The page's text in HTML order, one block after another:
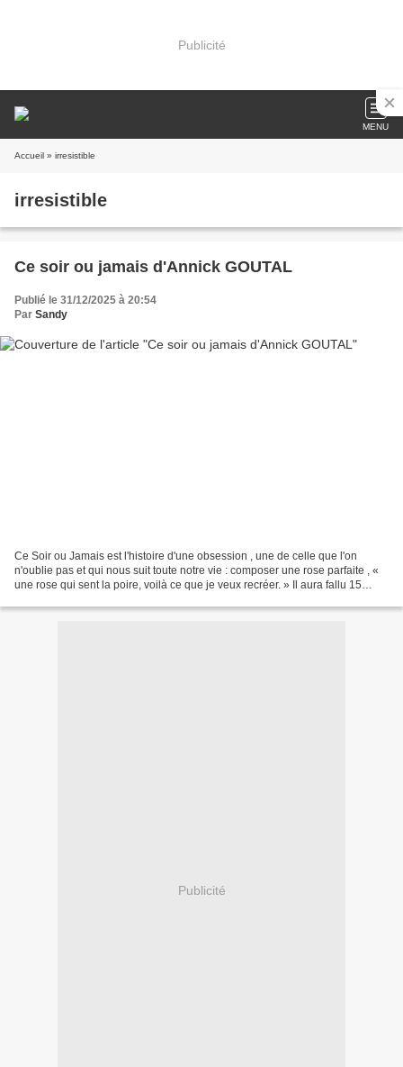
Publicité
MENU
Accueil » irresistible
irresistible
Ce soir ou jamais d'Annick GOUTAL
Publié le 31/12/2025 à 20:54
Par Sandy
Ce Soir ou Jamais est l'histoire d'une obsession , une de celle que l'on
n'oublie pas et qui nous suit toute notre vie : composer une rose parfaite , «
une rose qui sent la poire, voilà ce que je veux recréer. » Il aura fallu 15
Publicité